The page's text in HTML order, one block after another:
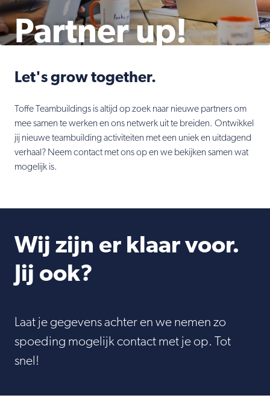
Partner up!
Let's grow together.
Toffe Teambuildings is altijd op zoek naar nieuwe partners om
mee samen te werken en ons netwerk uit te breiden. Ontwikkel
jij nieuwe teambuilding activiteiten met een uniek en uitdagend
verhaal? Neem contact met ons op en we bekijken samen wat
mogelijk is.
Wij zijn er klaar voor.
Jij ook?
Laat je gegevens achter en we nemen zo
spoeding mogelijk contact met je op. Tot
snel!